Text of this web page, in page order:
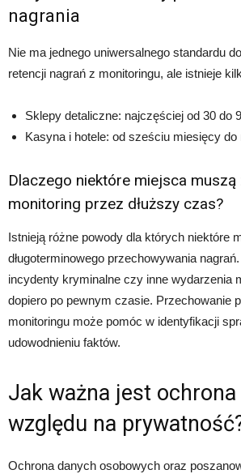
nagrania
Nie ma jednego uniwersalnego standardu
retencji nagrań z monitoringu, ale istnieje
Sklepy detaliczne: najczęściej od 30 do
Kasyna i hotele: od sześciu miesięcy do
Dlaczego niektóre miejsca
monitoring przez dłuższy czas?
Istnieją różne powody dla których niektóre
długoterminowego przechowywania
incydenty kryminalne czy inne wydarzenia
dopiero po pewnym czasie. Przechowanie
monitoringu może pomóc w identyfikacji
udowodnieniu faktów.
Jak ważna jest ochrona
względu na
Ochrona danych osobowych oraz